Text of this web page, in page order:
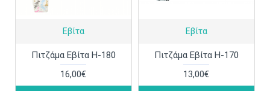
Εβίτα
Πιτζάμα Εβίτα Η-180
16,00€
Εβίτα
Πιτζάμα Εβίτα Η-170
13,00€